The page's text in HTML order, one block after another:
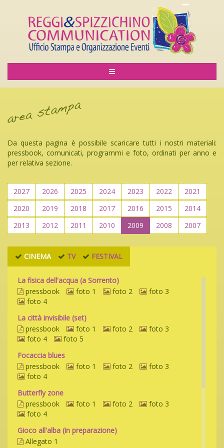
Da questa pagina è possibile scaricare tutti i nostri materiali:
pressbook, comunicati, programmi e foto, ordinati per anno e
per relativa sezione.
2027 2026 2025 2024 2023 2022
2021
2020
2019 2018 2017 2016 2015
2014
2013
2012 2011 2010 2009 2008 2007
CINEMA TV FESTIVAL
La fisica dell'acqua (a Sorrento)
pressbook
foto 1 foto 2
foto 3
foto 4
La città invisibile (set)
pressbook
foto 1 foto 2
foto 3
foto 4
foto 5
Focaccia blues
pressbook
foto 1 foto 2
foto 3
foto 4
Butterfly zone
pressbook
foto 1 foto 2
foto 3
foto 4
Gioco all'alba (in preparazione)
Allegato 1